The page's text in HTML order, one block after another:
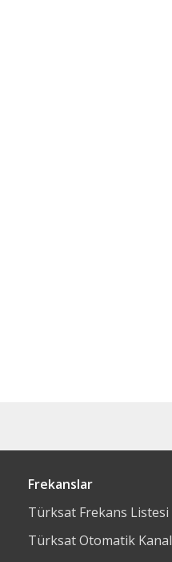
Frekanslar
Türksat Frekans Listesi
Türksat Otomatik Kanal